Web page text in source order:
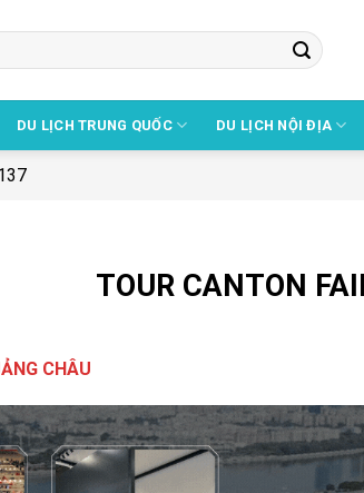
DU LỊCH TRUNG QUỐC DU LỊCH NỘI ĐỊA
TOUR CANTON
CHÂU